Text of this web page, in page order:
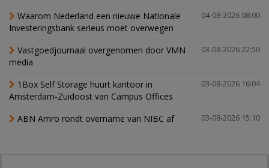
04-08-2026 08:00
Waarom Nederland een nieuwe Nationale
Investeringsbank serieus moet overwegen
03-08-2026 22:50
Vastgoedjournaal overgenomen door VMN
media
03-08-2026 16:04
1Box Self Storage huurt kantoor in
Amsterdam-Zuidoost van Campus Offices
03-08-2026 15:10
ABN Amro rondt overname van NIBC af